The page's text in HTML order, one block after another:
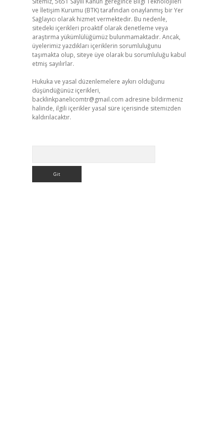
ve İletişim Kurumu (BTK) tarafından onaylanmış bir Yer
Sağlayıcı olarak hizmet vermektedir. Bu nedenle,
sitedeki içerikleri proaktif olarak denetleme veya
araştırma yükümlülüğümüz bulunmamaktadır. Ancak,
üyelerimiz yazdıkları içeriklerin sorumluluğunu
taşımakta olup, siteye üye olarak bu sorumluluğu kabul
etmiş sayılırlar.
Hukuka ve yasal düzenlemelere aykırı olduğunu
düşündüğünüz içerikleri,
backlinkpanelicomtr@gmail.com adresine bildirmeniz
halinde, ilgili içerikler yasal süre içerisinde sitemizden
kaldırılacaktır.